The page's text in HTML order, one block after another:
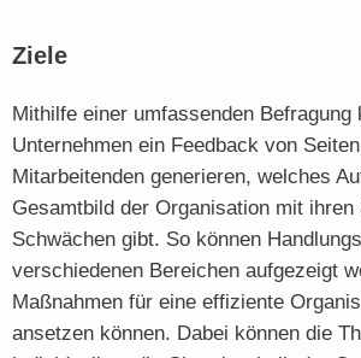
Ziele
Mithilfe einer umfassenden Befragung
Unternehmen ein Feedback von
Mitarbeitenden generieren, welches
Gesamtbild der Organisation mit ihren
Schwächen gibt. So können
verschiedenen Bereichen aufgezeigt
Maßnahmen für eine effiziente
ansetzen können. Dabei können die